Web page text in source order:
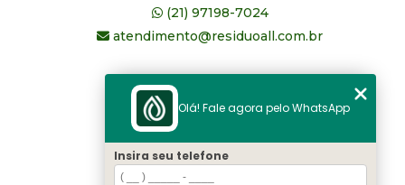
(21) 97198-7024
atendimento@residuoall.com.br
Quem somos
serviços
Olá! Fale agora pelo WhatsApp
Insira seu telefone